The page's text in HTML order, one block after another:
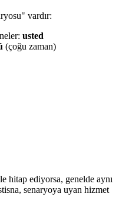
vardır:
usted
(çoğu zaman)
hitap ediyorsa, genelde aynı
senaryoya uyan hizmet